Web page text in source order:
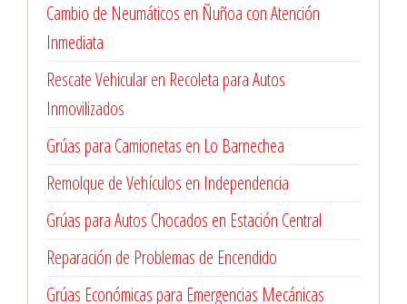
Cambio de Neumáticos en Ñuñoa con Atención
Inmediata
Rescate Vehicular en Recoleta para Autos
Inmovilizados
Grúas para Camionetas en Lo Barnechea
Remolque de Vehículos en Independencia
Grúas para Autos Chocados en Estación Central
Reparación de Problemas de Encendido
Grúas Económicas para Emergencias Mecánicas